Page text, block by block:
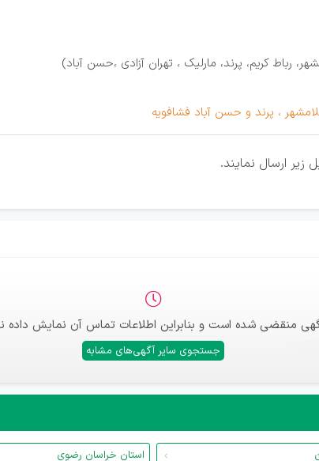
رباط کریم، پرند، مارلیک ، تهران آزادی ،حسن آباد)
، پرند و حسن آباد فشافویه
زیر ارسال نمایند.
منقضی شده است و بنابراین اطلاعات تماس آن نمایش داده
جستجوی سایر آگهی‌های مشابه
استان خراسان رضوی